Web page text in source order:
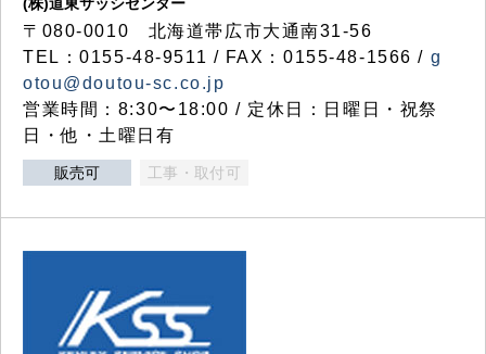
〒080-0010 北海道帯広市大通南31-56
TEL：0155-48-9511 / FAX：0155-48-1566 / g
otou@doutou-sc.co.jp
営業時間：8:30〜18:00 / 定休日：日曜日・祝祭
日・他・土曜日有
販売可 工事・取付可